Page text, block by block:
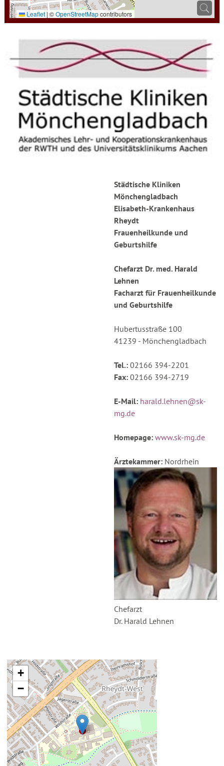
Leaflet |©OpenStreetMapcontributors
Städtische Kliniken
Mönchengladbach
Elisabeth-Krankenhaus
Rheydt
Frauenheilkunde und
Geburtshilfe
Chefarzt Dr. med. Harald
Lehnen
Facharzt für Frauenheilkunde
und Geburtshilfe
Hubertusstraße 100
41239 - Mönchengladbach
Tel.:02166 394-2201
Fax:02166 394-2719
E-Mail: harald.lehnen@sk-
mg.de
Homepage: www.sk-mg.de
Ärztekammer: Nordrhein
Chefarzt
Dr. Harald Lehnen
+
−